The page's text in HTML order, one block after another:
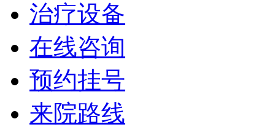
治疗设备
在线咨询
预约挂号
来院路线